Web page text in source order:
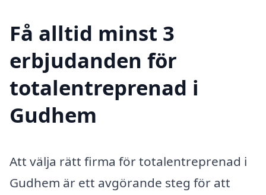
Få alltid minst 3
erbjudanden för
totalentreprenad i
Gudhem
Att välja rätt firma för totalentreprenad i
Gudhem är ett avgörande steg för att